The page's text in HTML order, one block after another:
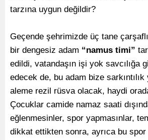
tarzına uygun değildir?
Geçende şehrimizde üç tane
bir dengesiz adam “namus timi”
edildi, vatandaşın işi yok savcılığa
edecek de, bu adam bize sarkıntılık
aleme rezil rüsva olacak, haydi
Çocuklar camide namaz saati
eğlenmesinler, spor yapmasınlar,
dikkat ettikten sonra, ayrıca bu